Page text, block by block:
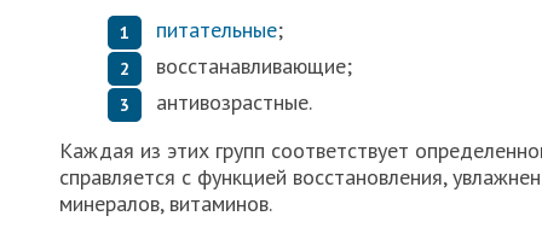
питательные;
восстанавливающие;
антивозрастные.
Каждая из этих групп соответствует
справляется с функцией восстановления,
минералов, витаминов.